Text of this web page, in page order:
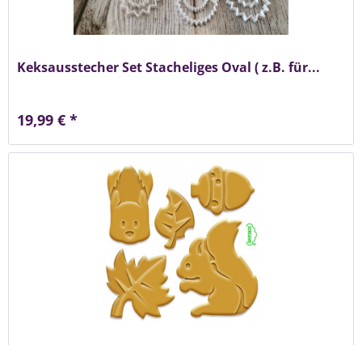
Keksausstecher Set Stacheliges Oval ( z.B. für...
19,99 € *